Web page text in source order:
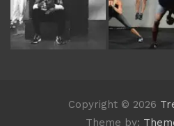
Copyright © 2026
Theme by: